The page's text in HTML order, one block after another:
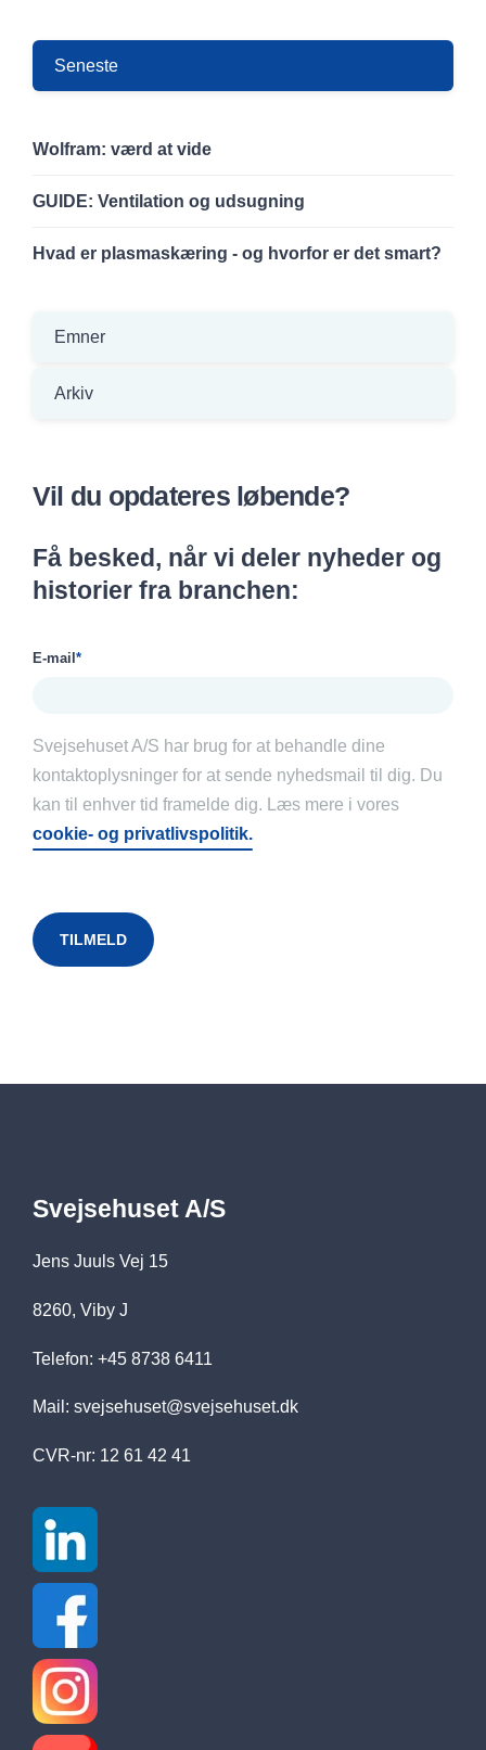
Seneste
Wolfram: værd at vide
GUIDE: Ventilation og udsugning
Hvad er plasmaskæring - og hvorfor er det smart?
Emner
Arkiv
Vil du opdateres løbende?
Få besked, når vi deler nyheder og
historier fra branchen:
E-mail *
Svejsehuset A/S har brug for at behandle dine
kontaktoplysninger for at sende nyhedsmail til dig. Du
kan til enhver tid framelde dig. Læs mere i vores
cookie- og privatlivspolitik.
Svejsehuset A/S
Jens Juuls Vej 15
8260, Viby J
Telefon: +45 8738 6411
Mail: svejsehuset@svejsehuset.dk
CVR-nr: 12 61 42 41